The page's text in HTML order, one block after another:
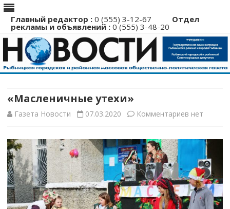
Главный редактор : 0 (555) 3-12-67 Отдел
рекламы и объявлений : 0 (555) 3-48-20
Перейти
«Масленичные утехи»
Газета Новости 07.03.2020 Комментариев к
утехи»
нет